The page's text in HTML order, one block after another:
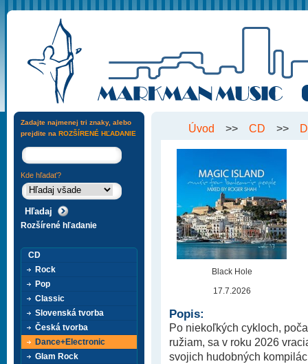
Úvod >> CD >>
Black Hole
17.7.2026
Popis:
Po niekoľkých cykloch,
ružiam, sa v roku 2026
svojich hudobných
Zadajte najmenej tri znaky, alebo
prejdite na ROZŠÍRENÉ HĽADANIE
Kde hľadať?
Rozšírené hľadanie
CD
Rock
Pop
Classic
Slovenská tvorba
Česká tvorba
Dance+Electronic
Glam Rock